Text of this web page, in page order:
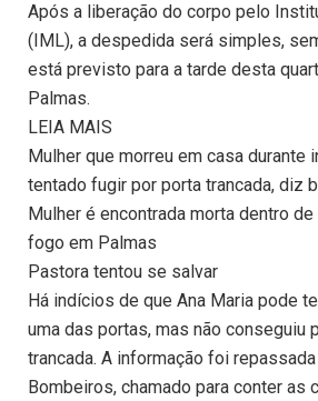
Após a liberação do corpo pelo
(IML), a despedida será simples,
está previsto para a tarde desta
Palmas.
LEIA MAIS
Mulher que morreu em casa durante
tentado fugir por porta trancada, diz
Mulher é encontrada morta dentro
fogo em Palmas
Pastora tentou se salvar
Há indícios de que Ana Maria pode
uma das portas, mas não conseguiu
trancada. A informação foi
Bombeiros, chamado para conter as